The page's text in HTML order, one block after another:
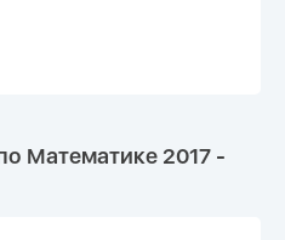
Математике 2017 -